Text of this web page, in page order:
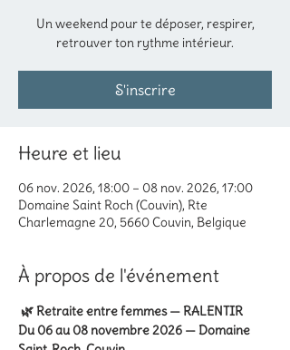
Un weekend pour te déposer, respirer,
retrouver ton rythme intérieur.
S'inscrire
Heure et lieu
06 nov. 2026, 18:00 – 08 nov. 2026, 17:00
Domaine Saint Roch (Couvin), Rte
Charlemagne 20, 5660 Couvin, Belgique
À propos de l'événement
🌿 Retraite entre femmes — RALENTIR
Du 06 au 08 novembre 2026 — Domaine